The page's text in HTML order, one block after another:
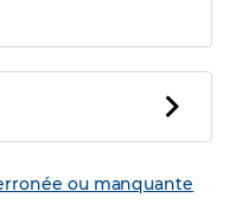
ou manquante